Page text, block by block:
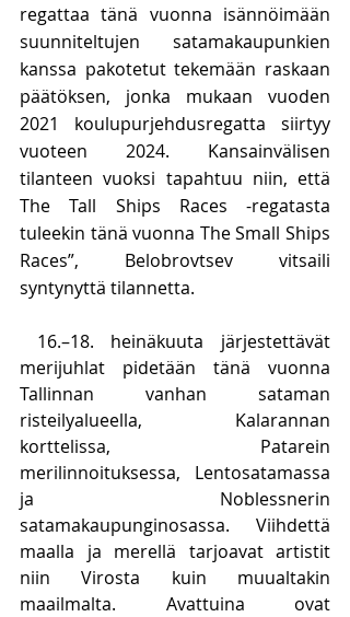
regattaa tänä vuonna isännöimään
suunniteltujen satamakaupunkien
kanssa pakotetut tekemään raskaan
päätöksen, jonka mukaan vuoden
2021 koulupurjehdusregatta siirtyy
vuoteen 2024. Kansainvälisen
tilanteen vuoksi tapahtuu niin, että
The Tall Ships Races -regatasta
tuleekin tänä vuonna The Small Ships
Races”, Belobrovtsev vitsaili
syntynyttä tilannetta.
merijuhlat pidetään tänä vuonna
Tallinnan vanhan sataman
risteilyalueella, Kalarannan
korttelissa, Patarein
merilinnoituksessa, Lentosatamassa
ja Noblessnerin
satamakaupunginosassa. Viihdettä
maalla ja merellä tarjoavat artistit
niin Virosta kuin muualtakin
maailmalta. Avattuina ovat